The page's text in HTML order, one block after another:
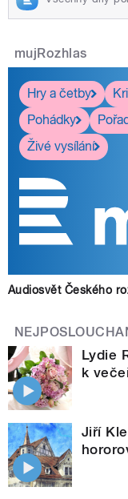
mujRozhlas
Hry a četby
Pohádky
Živé vysílání
Audiosvět Českého
Lydie
k
Jiří